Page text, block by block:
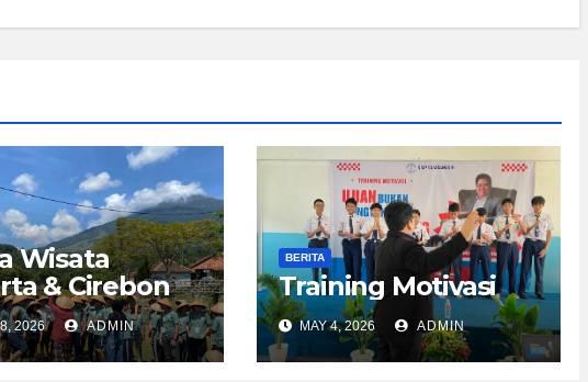
Wisata
& Cirebon
2026 ADMIN
BERITA
Training Motivasi
MAY 4, 2026 ADMIN